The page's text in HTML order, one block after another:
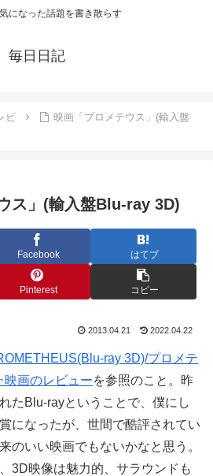
になった話題を書き散らす
毎日日記
ビ
映画「プロメテウス」(輸入盤
ス」(輸入盤Blu-ray 3D)
Facebook はてブ
Pinterest コピー
2013.04.21 2022.04.22
ray 3D)/プロメテ
映画のレビューを参照のこと。昨
たBlu-rayということで、僕にし
になったが、世間で酷評されてい
のいい映画でもないかなと思う。
3D映像は魅力的、サラウンドも